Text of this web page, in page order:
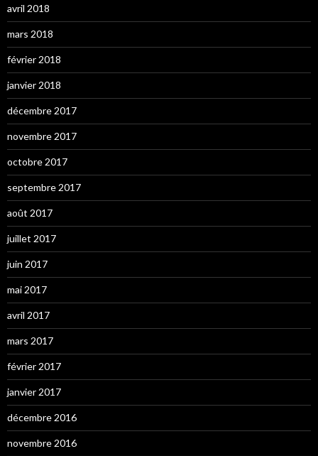
avril 2018
mars 2018
février 2018
janvier 2018
décembre 2017
novembre 2017
octobre 2017
septembre 2017
août 2017
juillet 2017
juin 2017
mai 2017
avril 2017
mars 2017
février 2017
janvier 2017
décembre 2016
novembre 2016